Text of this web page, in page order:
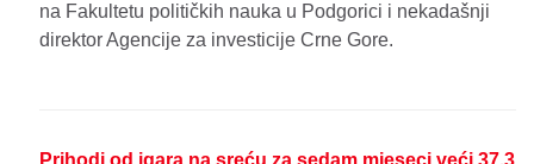
na Fakultetu političkih nauka u Podgorici i nekadašnji
direktor Agencije za investicije Crne Gore.
Prihodi od igara na sreću za sedam mjeseci veći 37,3